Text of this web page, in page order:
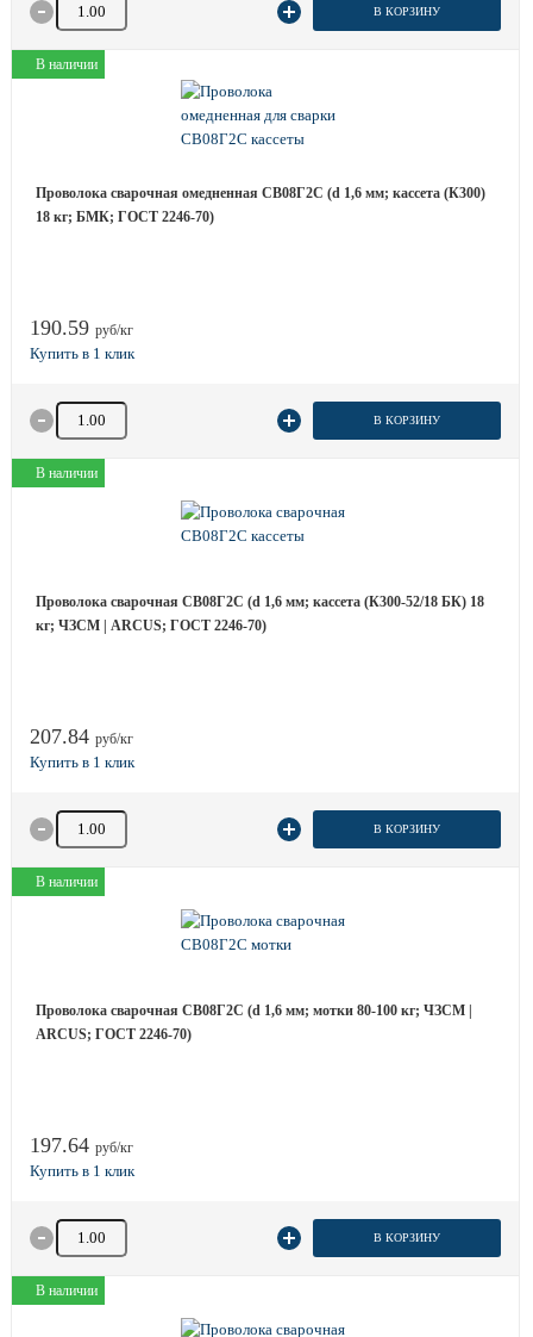
В КОРЗИНУ
В наличии
Проволока сварочная омедненная СВ08Г2С (d 1,6 мм; кассета (К300)
18 кг; БМК; ГОСТ 2246-70)
190.59 руб/кг
Количество товара В КОРЗИНУ
В наличии
Проволока сварочная СВ08Г2С (d 1,6 мм; кассета (К300-52/18 БК) 18
кг; ЧЗСМ | ARCUS; ГОСТ 2246-70)
207.84 руб/кг
Количество товара В КОРЗИНУ
В наличии
Проволока сварочная СВ08Г2С (d 1,6 мм; мотки 80-100 кг; ЧЗСМ |
ARCUS; ГОСТ 2246-70)
197.64 руб/кг
Количество товара В КОРЗИНУ
В наличии